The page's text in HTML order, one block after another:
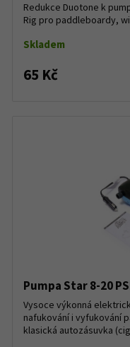
Redukce Duotone k
Rig pro paddleboardy,
Skladem
65 Kč
Pumpa Star 8-20
Vysoce výkonná
nafukování i vyfukování
klasická autozásuvka